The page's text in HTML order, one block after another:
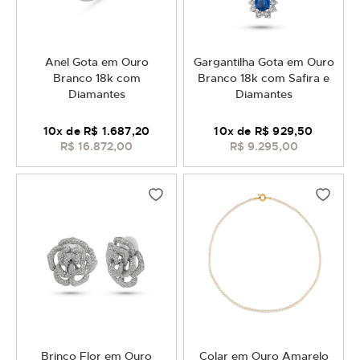
Anel Gota em Ouro
Branco 18k com
Diamantes
R$ 16.872,00
10x de R$ 1.687,20
Gargantilha Gota em Ouro
Branco 18k com Safira e
Diamantes
R$ 9.295,00
10x de R$ 929,50
Brinco Flor em Ouro Colar em Ouro Amarelo